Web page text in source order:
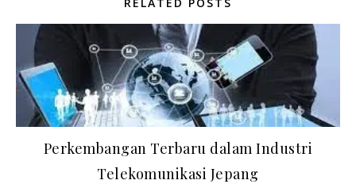
Perkembangan Terbaru dalam Industri
Telekomunikasi Jepang